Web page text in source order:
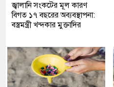
জ্বালানি সংকটের মূল কারণ
বিগত ১৭ বছরের অব্যবস্থাপনা:
বস্ত্রমন্ত্রী খন্দকার মুক্তাদির